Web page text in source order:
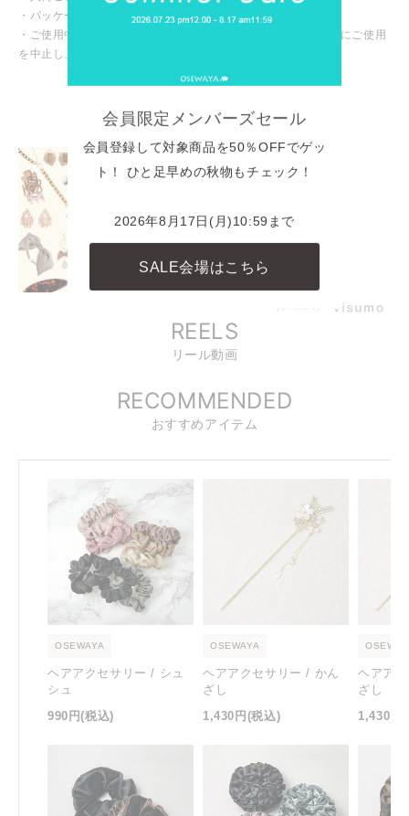
・パッケージや台紙等が変わる場合がございます。
・ご使用中、皮膚にかゆみや腫れなど異常を感じた場合は直ちにご使用
を中止し、専門医にご相談ください。
INSTAGRAM
商品に関連したINSTAGRAM投稿
REELS
リール動画
RECOMMENDED
おすすめアイテム
OSEWAYA
ヘアアクセサリー / シュ
シュ
990円(税込)
OSEWAYA
ヘアアクセサリー / かん
ざし
1,430円 (税込)
ヘアア
ざし
1,430円
会員限定メンバーズセール
会員登録して対象商品を50％OFFでゲッ
ト！ ひと足早めの秋物もチェック！
2026年8月17日(月)10:59まで
SALE会場はこちら